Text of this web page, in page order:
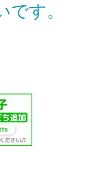
す。